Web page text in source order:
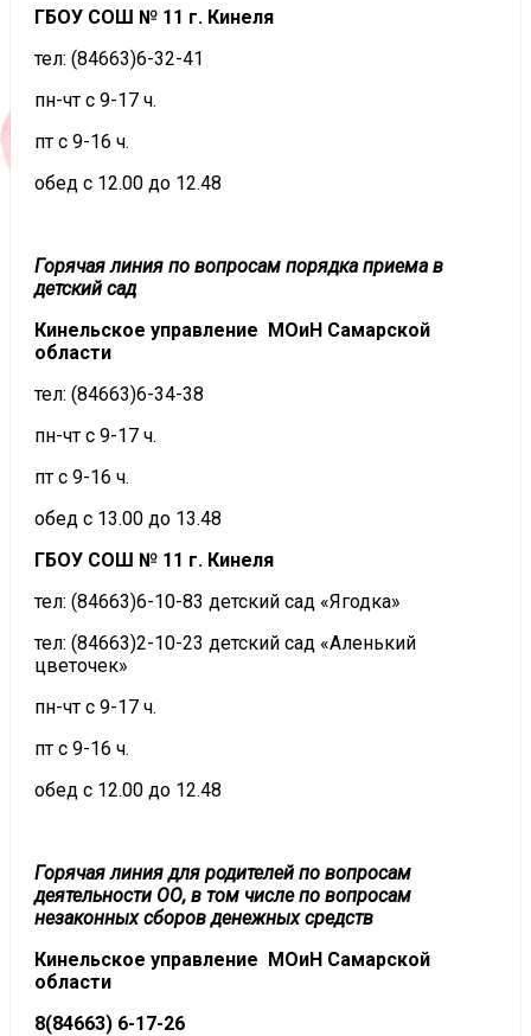
ГБОУ СОШ № 11 г. Кинеля
тел: (84663)6-32-41
пн-чт с 9-17 ч.
пт с 9-16 ч.
обед с 12.00 до 12.48
Горячая линия по вопросам порядка приема в
детский сад
Кинельское управление МОиН Самарской
области
тел: (84663)6-34-38
пн-чт с 9-17 ч.
пт с 9-16 ч.
обед с 13.00 до 13.48
ГБОУ СОШ № 11 г. Кинеля
тел: (84663)6-10-83 детский сад «Ягодка»
тел: (84663)2-10-23 детский сад «Аленький
цветочек»
пн-чт с 9-17 ч.
пт с 9-16 ч.
обед с 12.00 до 12.48
Горячая линия для родителей по вопросам
деятельности ОО, в том числе по вопросам
незаконных сборов денежных средств
Кинельское управление МОиН Самарской
области
8(84663) 6-17-26